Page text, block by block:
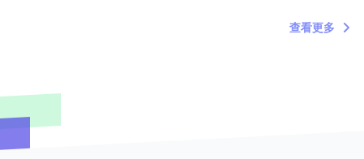
"内塔尼亚胡死了吗？"——关于时间浪费者的定
查看更多